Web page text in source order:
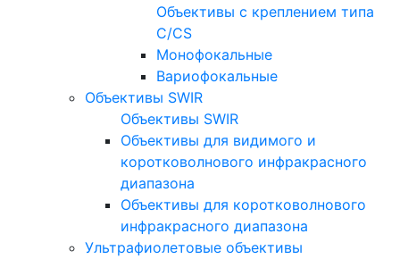
Объективы с креплением типа
C/CS
Монофокальные
Вариофокальные
Объективы SWIR
Объективы SWIR
Объективы для видимого и
коротковолнового инфракрасного
диапазона
Объективы для коротковолнового
инфракрасного диапазона
Ультрафиолетовые объективы